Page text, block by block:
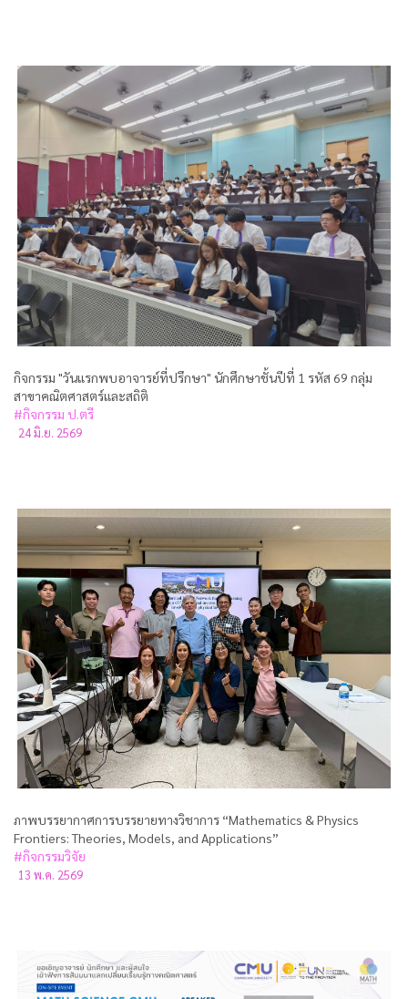
กิจกรรม "วันแรกพบอาจารย์ที่ปรึกษา" นักศึกษาชั้นปีที่ 1 รหัส 69 กลุ่ม
สาขาคณิตศาสตร์และสถิติ
#กิจกรรม ป.ตรี
24 มิ.ย. 2569
ภาพบรรยากาศการบรรยายทางวิชาการ “Mathematics & Physics
Frontiers: Theories, Models, and Applications”
#กิจกรรมวิจัย
13 พ.ค. 2569